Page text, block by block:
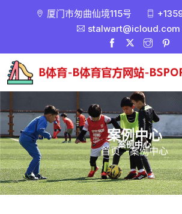
厦门市匆曲仙境115号
stalwart@icloud.com
案例中心
首页 -案例中心